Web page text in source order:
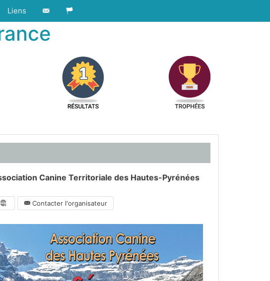
Liens
Canine Territoriale des Hautes-Pyrénées
Contacter l'organisateur